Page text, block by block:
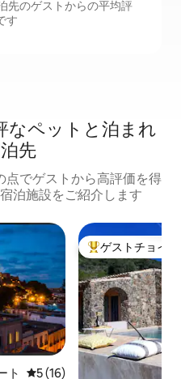
先のゲストからの平均評
す
なペットと泊まれ
先
点でゲストから高評価を得
泊施設をご紹介します
ト レビュー16件、5つ星中5つ
5 (16)
大好評のゲスト
ゲストチョイス